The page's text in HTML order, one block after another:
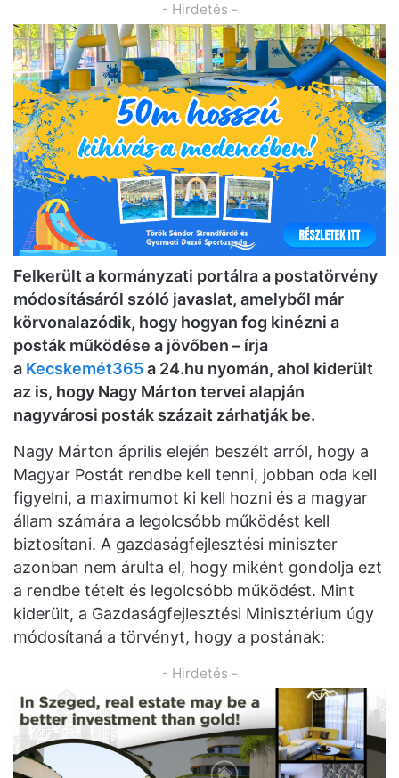
- Hirdetés -
Felkerült a kormányzati portálra a postatörvény
módosításáról szóló javaslat, amelyből már
körvonalazódik, hogy hogyan fog kinézni a
posták működése a jövőben – írja
a Kecskemét365a 24.hu nyomán, ahol kiderült
az is, hogy Nagy Márton tervei alapján
nagyvárosi posták százait zárhatják be.
Nagy Márton április elején beszélt arról, hogy a
Magyar Postát rendbe kell tenni, jobban oda kell
figyelni, a maximumot ki kell hozni és a magyar
állam számára a legolcsóbb működést kell
biztosítani. A gazdaságfejlesztési miniszter
azonban nem árulta el, hogy miként gondolja ezt
a rendbe tételt és legolcsóbb működést. Mint
kiderült, a Gazdaságfejlesztési Minisztérium úgy
módosítaná a törvényt, hogy a postának:
- Hirdetés -